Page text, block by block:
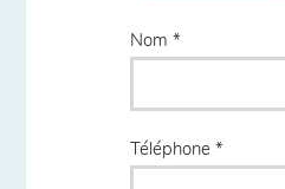
Nom
Téléphone